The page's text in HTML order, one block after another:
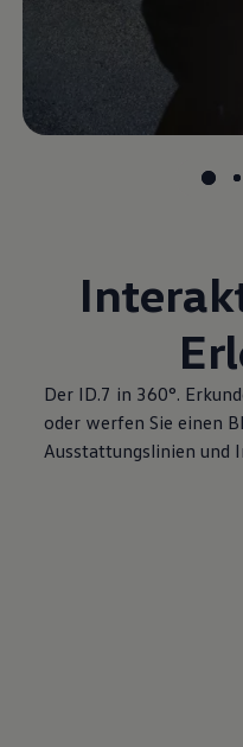
Der ID.7 in 360°.
oder werfen Sie einen
Ausstattungslinien und